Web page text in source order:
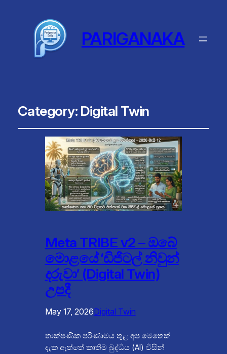
PARIGANAKA
Category: Digital Twin
Meta TRIBE v2 – ඔබේ
මොළයේ ‘ඩිජිටල් නිවුන්
දරුවා’ (Digital Twin)
උපදී
May 17, 2026Digital Twin
තාක්ෂණික පරිණාමය තුළ අප මෙතෙක්
දැක ඇත්තේ කෘතිම බුද්ධිය (AI) විසින්